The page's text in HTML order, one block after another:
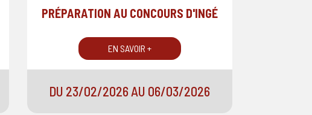
PRÉPARATION AU CONCOURS D'INGÉ
EN SAVOIR +
DU 23/02/2026 AU 06/03/2026